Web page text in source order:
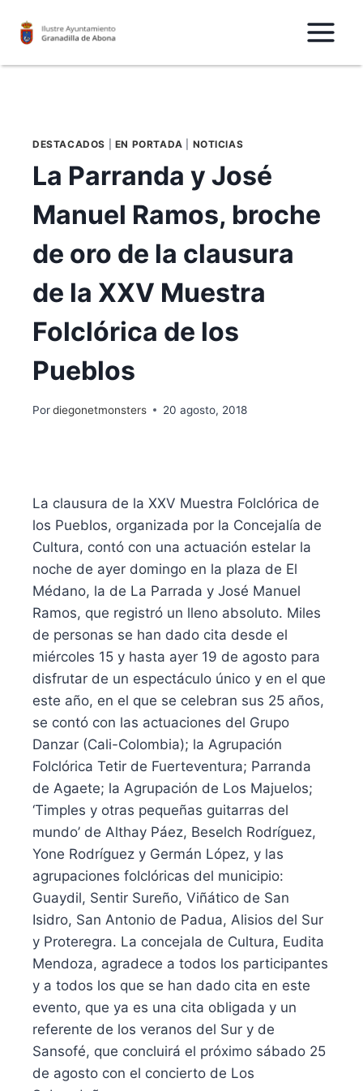
DESTACADOS EN PORTADA NOTICIAS
La Parranda y José
Manuel Ramos, broche
de oro de la clausura
de la XXV Muestra
Folclórica de los
Pueblos
Pordiegonetmonsters 20 agosto, 2018
La clausura de la XXV Muestra Folclórica de
los Pueblos, organizada por la Concejalía de
Cultura, contó con una actuación estelar la
noche de ayer domingo en la plaza de El
Médano, la de La Parrada y José Manuel
Ramos, que registró un lleno absoluto. Miles
de personas se han dado cita desde el
miércoles 15 y hasta ayer 19 de agosto para
disfrutar de un espectáculo único y en el que
este año, en el que se celebran sus 25 años,
se contó con las actuaciones del Grupo
Danzar (Cali-Colombia); la Agrupación
Folclórica Tetir de Fuerteventura; Parranda
de Agaete; la Agrupación de Los Majuelos;
‘Timples y otras pequeñas guitarras del
mundo’ de Althay Páez, Beselch Rodríguez,
Yone Rodríguez y Germán López, y las
agrupaciones folclóricas del municipio:
Guaydil, Sentir Sureño, Viñático de San
Isidro, San Antonio de Padua, Alisios del Sur
y Proteregra. La concejala de Cultura, Eudita
Mendoza, agradece a todos los participantes
y a todos los que se han dado cita en este
evento, que ya es una cita obligada y un
referente de los veranos del Sur y de
Sansofé, que concluirá el próximo sábado 25
de agosto con el concierto de Los